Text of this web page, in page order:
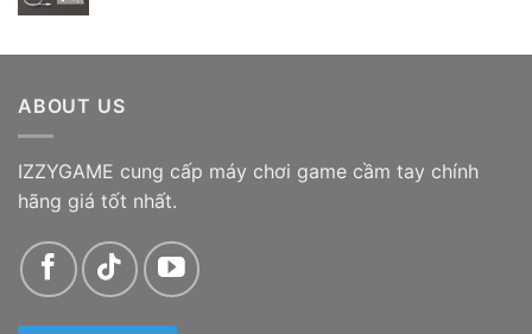
ABOUT US
IZZYGAME cung cấp máy chơi game cầm tay chính
hãng giá tốt nhất.